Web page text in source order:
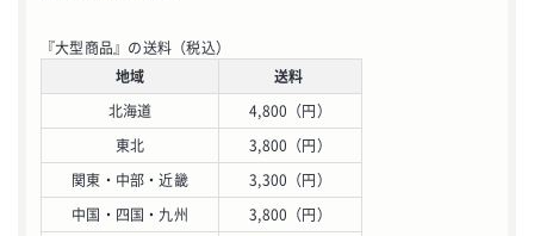
『大型商品』の送料（税込）
地域
送料
北海道
4,800（円）
東北
3,800（円）
関東・中部・近畿
3,300（円）
中国・四国・九州
3,800（円）